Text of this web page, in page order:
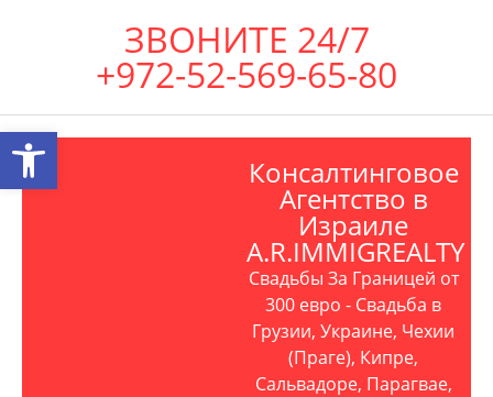
ЗВОНИТЕ 24/7
+972-52-569-65-80
Консалтинговое
Агентство в
Израиле
A.R.IMMIGREALTY
Свадьбы За Границей от
300 евро - Свадьба в
Грузии, Украине, Чехии
(Праге), Кипре,
Сальвадоре, Парагвае,
Открыть панель инструментов